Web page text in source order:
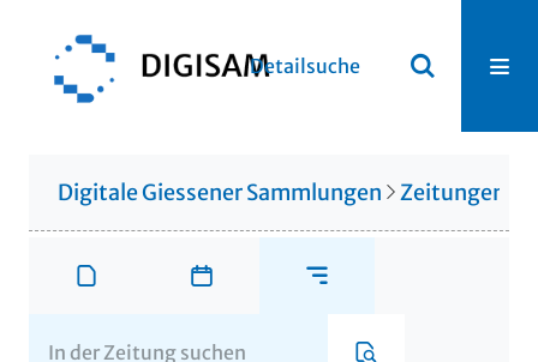
Detailsuche
Digitale Giessener Sammlungen Zeitungen